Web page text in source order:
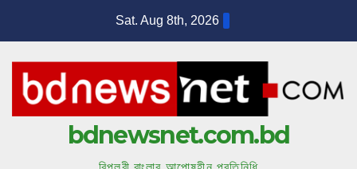
Sat. Aug 8th, 2026
bdnewsnet.com.bd